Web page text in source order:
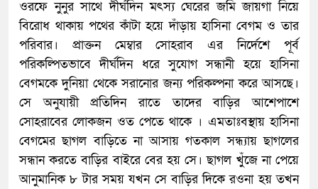
ওরফে নুনুর সাথে দীর্ঘদিন মৎস্য ঘেরের জমি জায়গা নিয়ে
বিরোধ থাকায় পথের কাঁটা হয়ে দাঁড়ায় হাসিনা বেগম ও তার
পরিবার। প্রাক্তন মেম্বার সোহরাব এর নির্দেশে পূর্ব
পরিকল্পিতভাবে দীর্ঘদিন ধরে সুযোগ সন্ধানী হয়ে হাসিনা
বেগমকে দুনিয়া থেকে সরানোর জন্য পরিকল্পনা করে আসছে।
সে অনুযায়ী প্রতিদিন রাতে তাদের বাড়ির আশেপাশে
সোহরাবের লোকজন ওত পেতে থাকে । এমতাঃবস্থায় হাসিনা
বেগমের ছাগল বাড়িতে না আসায় গতকাল সন্ধ্যায় ছাগলের
সন্ধান করতে বাড়ির বাইরে বের হয় সে। ছাগল খুঁজে না পেয়ে
আনুমানিক ৮ টার সময় যখন সে বাড়ির দিকে রওনা হয় তখন